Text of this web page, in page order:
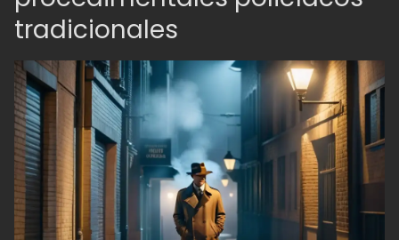
tradicionales